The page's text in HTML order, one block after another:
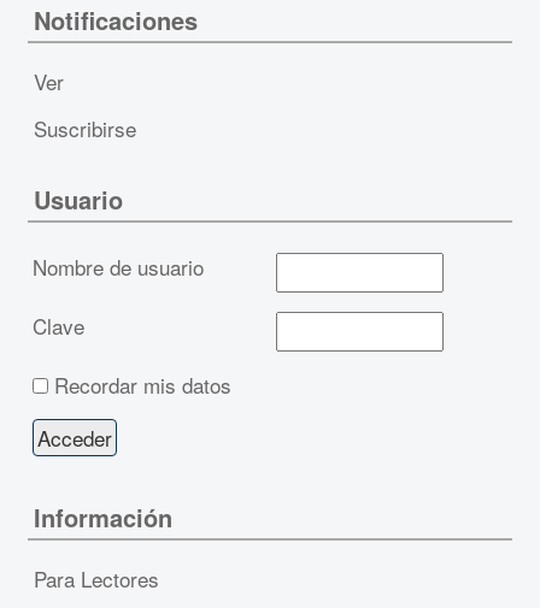
Notificaciones
Ver
Suscribirse
Usuario
Nombre de usuario
Clave
Recordar mis datos
Información
Para Lectores